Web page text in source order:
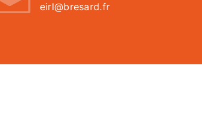
eirl@bresard.fr